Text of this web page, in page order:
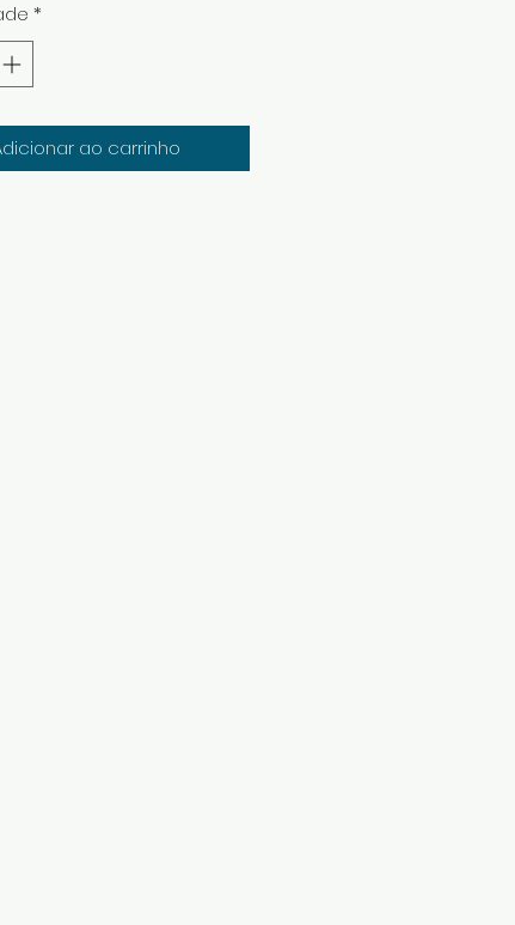
*
ao carrinho